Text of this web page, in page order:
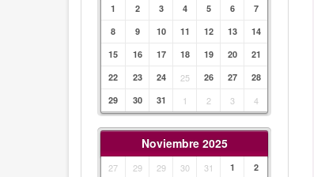
1 2 3 4 5 6
7
8
9 10 11 12 13
14
15
16 17 18 19 20
21
22
23 24 25 26 27
28
29
30 31 1 2 3 4
Noviembre 2025
27 29 29 30 31 1
2